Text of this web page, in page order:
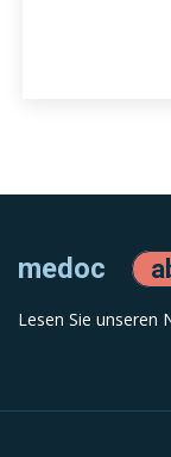
medoc
Lesen Sie unseren